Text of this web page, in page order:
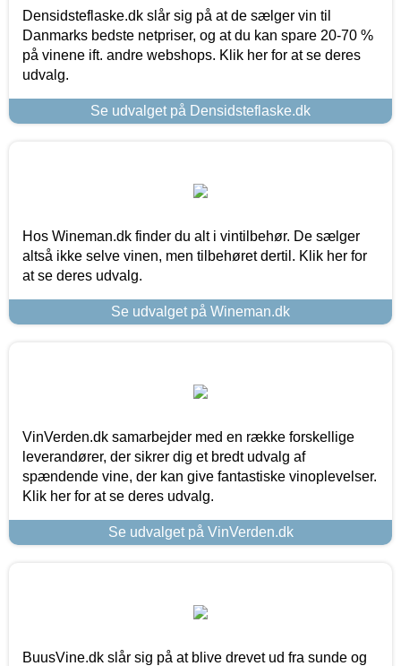
Densidsteflaske.dk slår sig på at de sælger vin til
Danmarks bedste netpriser, og at du kan spare 20-70 %
på vinene ift. andre webshops. Klik her for at se deres
udvalg.
Se udvalget på Densidsteflaske.dk
Hos Wineman.dk finder du alt i vintilbehør. De sælger
altså ikke selve vinen, men tilbehøret dertil. Klik her for
at se deres udvalg.
Se udvalget på Wineman.dk
VinVerden.dk samarbejder med en række forskellige
leverandører, der sikrer dig et bredt udvalg af
spændende vine, der kan give fantastiske vinoplevelser.
Klik her for at se deres udvalg.
Se udvalget på VinVerden.dk
BuusVine.dk slår sig på at blive drevet ud fra sunde og